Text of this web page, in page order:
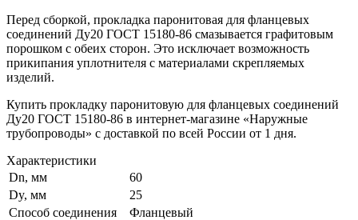
Перед сборкой, прокладка паронитовая для фланцевых
соединений Ду20 ГОСТ 15180-86 смазывается графитовым
порошком с обеих сторон. Это исключает возможность
прикипания уплотнителя с материалами скрепляемых
изделий.
Купить прокладку паронитовую для фланцевых соединений
Ду20 ГОСТ 15180-86 в интернет-магазине «Наружные
трубопроводы» с доставкой по всей России от 1 дня.
Характеристики
Dn, мм
60
Dy, мм
25
Способ соединения
Фланцевый